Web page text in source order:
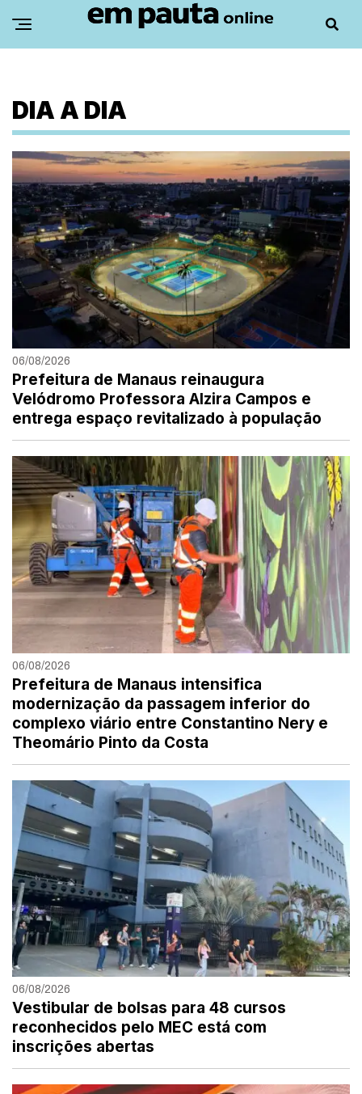
DIA A DIA
06/08/2026
Prefeitura de Manaus reinaugura
Velódromo Professora Alzira Campos e
entrega espaço revitalizado à população
06/08/2026
Prefeitura de Manaus intensifica
modernização da passagem inferior do
complexo viário entre Constantino Nery e
Theomário Pinto da Costa
06/08/2026
Vestibular de bolsas para 48 cursos
reconhecidos pelo MEC está com
inscrições abertas